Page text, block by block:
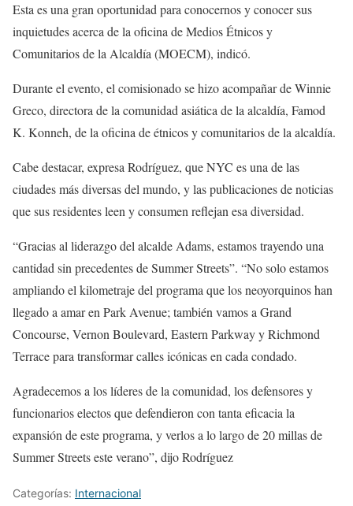
Esta es una gran oportunidad para conocernos y conocer sus
inquietudes acerca de la oficina de Medios Étnicos y
Comunitarios de la Alcaldía (MOECM), indicó.
Durante el evento, el comisionado se hizo acompañar de Winnie
Greco, directora de la comunidad asiática de la alcaldía, Famod
K. Konneh, de la oficina de étnicos y comunitarios de la alcaldía.
Cabe destacar, expresa Rodríguez, que NYC es una de las
ciudades más diversas del mundo, y las publicaciones de noticias
que sus residentes leen y consumen reflejan esa diversidad.
“Gracias al liderazgo del alcalde Adams, estamos trayendo una
cantidad sin precedentes de Summer Streets”. “No solo estamos
ampliando el kilometraje del programa que los neoyorquinos han
llegado a amar en Park Avenue; también vamos a Grand
Concourse, Vernon Boulevard, Eastern Parkway y Richmond
Terrace para transformar calles icónicas en cada condado.
Agradecemos a los líderes de la comunidad, los defensores y
funcionarios electos que defendieron con tanta eficacia la
expansión de este programa, y verlos a lo largo de 20 millas de
Summer Streets este verano”, dijo Rodríguez
Categorías: Internacional